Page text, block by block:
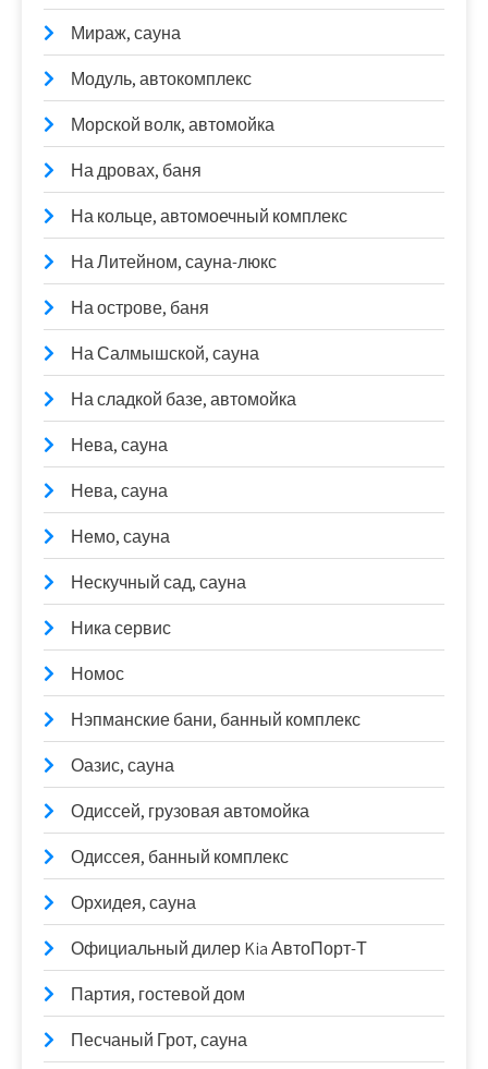
Мираж, сауна
Модуль, автокомплекс
Морской волк, автомойка
На дровах, баня
На кольце, автомоечный комплекс
На Литейном, сауна-люкс
На острове, баня
На Салмышской, сауна
На сладкой базе, автомойка
Нева, сауна
Нева, сауна
Немо, сауна
Нескучный сад, сауна
Ника сервис
Номос
Нэпманские бани, банный комплекс
Оазис, сауна
Одиссей, грузовая автомойка
Одиссея, банный комплекс
Орхидея, сауна
Официальный дилер Kia АвтоПорт-Т
Партия, гостевой дом
Песчаный Грот, сауна